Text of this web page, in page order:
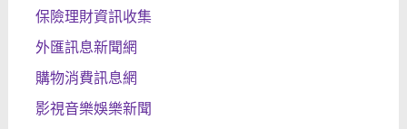
保險理財資訊收集
外匯訊息新聞網
購物消費訊息網
影視音樂娛樂新聞